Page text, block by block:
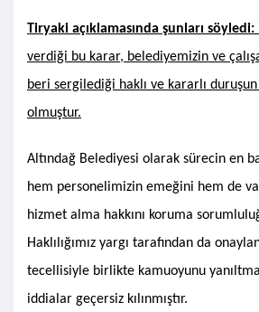
Tiryaki açıklamasında şunları söyledi:
verdiği bu karar, belediyemizin ve
beri sergilediği haklı ve kararlı
olmuştur.
Altındağ Belediyesi olarak sürecin en
hem personelimizin emeğini hem de
hizmet alma hakkını koruma
Haklılığımız yargı tarafından da
tecellisiyle birlikte kamuoyunu
iddialar geçersiz kılınmıştır.